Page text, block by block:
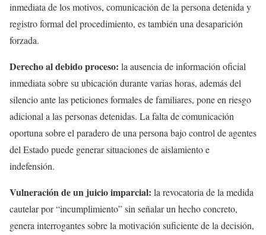
inmediata de los motivos, comunicación de la persona detenida y
registro formal del procedimiento, es también una desaparición
forzada.
Derecho al debido proceso: la ausencia de información oficial
inmediata sobre su ubicación durante varias horas, además del
silencio ante las peticiones formales de familiares, pone en riesgo
adicional a las personas detenidas. La falta de comunicación
oportuna sobre el paradero de una persona bajo control de agentes
del Estado puede generar situaciones de aislamiento e
indefensión.
Vulneración de un juicio imparcial: la revocatoria de la medida
cautelar por “incumplimiento” sin señalar un hecho concreto,
genera interrogantes sobre la motivación suficiente de la decisión,